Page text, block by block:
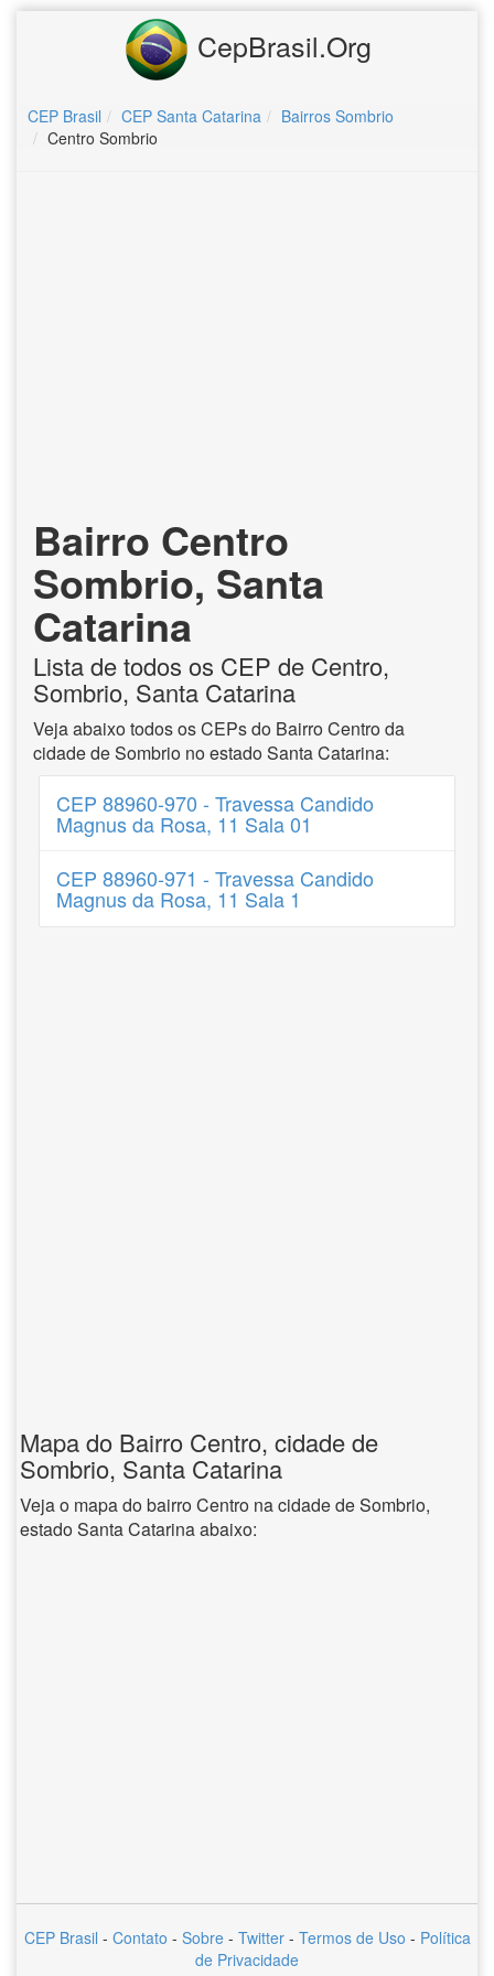
CepBrasil.Org
CEP Brasil CEP Santa Catarina
Bairros Sombrio
Centro Sombrio
Bairro Centro
Sombrio, Santa
Catarina
Lista de todos os CEP de Centro,
Sombrio, Santa Catarina
Veja abaixo todos os CEPs do Bairro Centro da
cidade de Sombrio no estado Santa Catarina:
CEP 88960-970 - Travessa Candido
Magnus da Rosa, 11 Sala 01
CEP 88960-971 - Travessa Candido
Magnus da Rosa, 11 Sala 1
Mapa do Bairro Centro, cidade de
Sombrio, Santa Catarina
Veja o mapa do bairro Centro na cidade de Sombrio,
estado Santa Catarina abaixo:
CEP Brasil - Contato - Sobre - Twitter - Termos de Uso - Política
de Privacidade